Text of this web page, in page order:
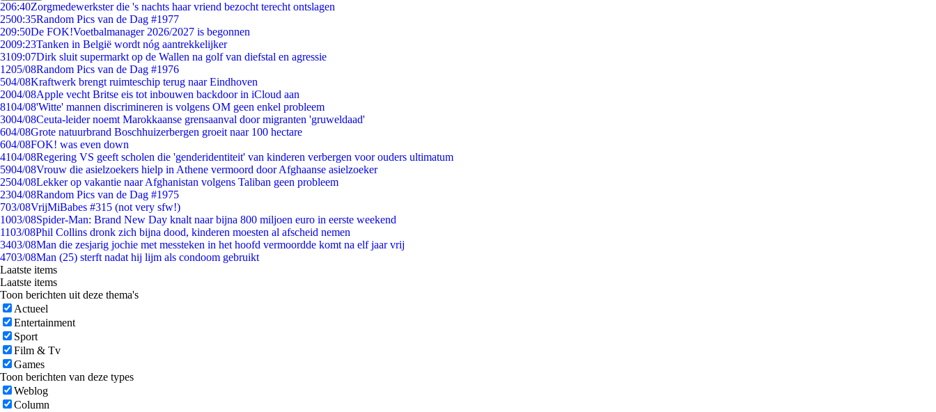
206:40Zorgmedewerkster die 's nachts haar vriend bezocht terecht ontslagen
2500:35Random Pics van de Dag #1977
209:50De FOK!Voetbalmanager 2026/2027 is begonnen
2009:23Tanken in België wordt nóg aantrekkelijker
3109:07Dirk sluit supermarkt op de Wallen na golf van diefstal en agressie
1205/08Random Pics van de Dag #1976
504/08Kraftwerk brengt ruimteschip terug naar Eindhoven
2004/08Apple vecht Britse eis tot inbouwen backdoor in iCloud aan
8104/08'Witte' mannen discrimineren is volgens OM geen enkel probleem
3004/08Ceuta-leider noemt Marokkaanse grensaanval door migranten 'gruweldaad'
604/08Grote natuurbrand Boschhuizerbergen groeit naar 100 hectare
604/08FOK! was even down
4104/08Regering VS geeft scholen die 'genderidentiteit' van kinderen verbergen voor ouders ultimatum
5904/08Vrouw die asielzoekers hielp in Athene vermoord door Afghaanse asielzoeker
2504/08Lekker op vakantie naar Afghanistan volgens Taliban geen probleem
2304/08Random Pics van de Dag #1975
703/08VrijMiBabes #315 (not very sfw!)
1003/08Spider-Man: Brand New Day knalt naar bijna 800 miljoen euro in eerste weekend
1103/08Phil Collins dronk zich bijna dood, kinderen moesten al afscheid nemen
3403/08Man die zesjarig jochie met messteken in het hoofd vermoordde komt na elf jaar vrij
4703/08Man (25) sterft nadat hij lijm als condoom gebruikt
Laatste items
Laatste items
Toon berichten uit deze thema's
Actueel
Entertainment
Sport
Film & Tv
Games
Toon berichten van deze types
Weblog
Column